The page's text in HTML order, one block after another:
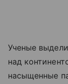
Ученые
над
насыщенные